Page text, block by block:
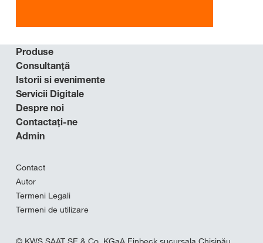
Produse
Consultanţă
Istorii si evenimente
Servicii Digitale
Despre noi
Contactaţi-ne
Admin
Contact
Autor
Termeni Legali
Termeni de utilizare